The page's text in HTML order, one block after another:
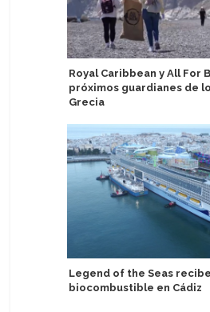
Royal Caribbean y All For
próximos guardianes de
Grecia
Legend of the Seas recibe
biocombustible en Cádiz